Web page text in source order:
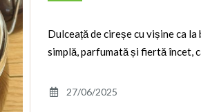
Dulceață de cireșe cu vișine ca
simplă, parfumată și fiertă încet,
27/06/2025